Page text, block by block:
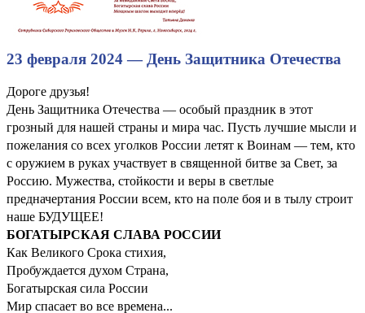
23 февраля 2024 — День Защитника Отечества
Дороге друзья!
День Защитника Отечества — особый праздник в этот
грозный для нашей страны и мира час. Пусть лучшие мысли и
пожелания со всех уголков России летят к Воинам — тем, кто
с оружием в руках участвует в священной битве за Свет, за
Россию. Мужества, стойкости и веры в светлые
предначертания России всем, кто на поле боя и в тылу строит
наше БУДУЩЕЕ!
БОГАТЫРСКАЯ СЛАВА РОССИИ
Как Великого Срока стихия,
Пробуждается духом Страна,
Богатырская сила России
Мир спасает во все времена...